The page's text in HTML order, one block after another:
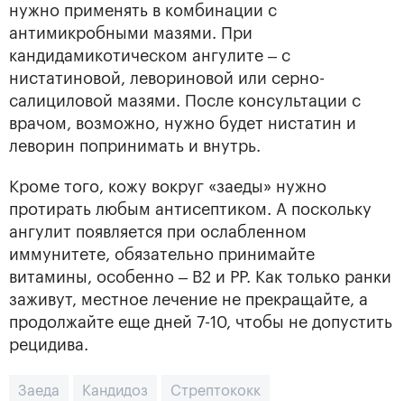
нужно применять в комбинации с
антимикробными мазями. При
кандидамикотическом ангулите – с
нистатиновой, левориновой или серно-
салициловой мазями. После консультации с
врачом, возможно, нужно будет нистатин и
леворин попринимать и внутрь.
Кроме того, кожу вокруг «заеды» нужно
протирать любым антисептиком. А поскольку
ангулит появляется при ослабленном
иммунитете, обязательно принимайте
витамины, особенно – В2 и РР. Как только ранки
заживут, местное лечение не прекращайте, а
продолжайте еще дней 7-10, чтобы не допустить
рецидива.
Заеда Кандидоз Стрептококк